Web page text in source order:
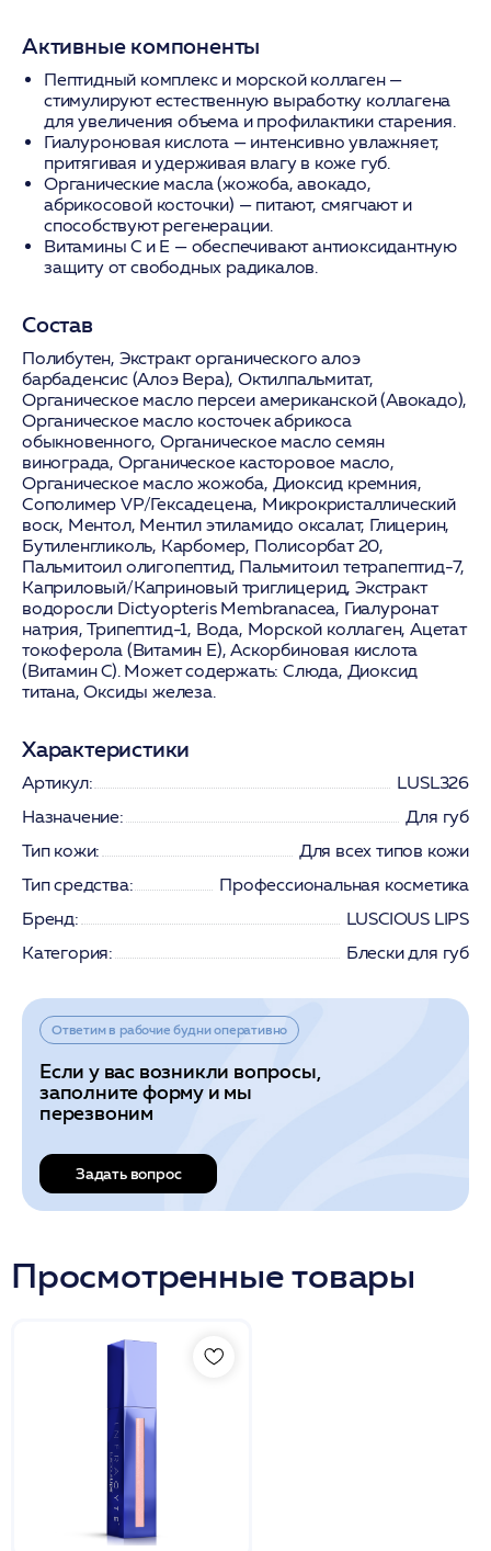
Активные компоненты
Пептидный комплекс и морской коллаген—
стимулируют естественную выработку коллагена
для увеличения объема и профилактики старения.
Гиалуроновая кислота — интенсивно увлажняет,
притягивая и удерживая влагу в коже губ.
Органические масла (жожоба, авокадо,
абрикосовой косточки) — питают, смягчают и
способствуют регенерации.
Витамины C и E — обеспечивают антиоксидантную
защиту от свободных радикалов.
Состав
Полибутен, Экстракт органического алоэ
барбаденсис (Алоэ Вера), Октилпальмитат,
Органическое масло персеи американской (Авокадо),
Органическое масло косточек абрикоса
обыкновенного, Органическое масло семян
винограда, Органическое касторовое масло,
Органическое масло жожоба, Диоксид кремния,
Сополимер VP/Гексадецена, Микрокристаллический
воск, Ментол, Ментил этиламидо оксалат, Глицерин,
Бутиленгликоль, Карбомер, Полисорбат 20,
Пальмитоил олигопептид, Пальмитоил тетрапептид-7,
Каприловый/Каприновый триглицерид, Экстракт
водоросли Dictyopteris Membranacea, Гиалуронат
натрия, Трипептид-1, Вода, Морской коллаген, Ацетат
токоферола (Витамин E), Аскорбиновая кислота
(Витамин C). Может содержать: Слюда, Диоксид
титана, Оксиды железа.
Характеристики
Артикул:
LUSL326
Назначение:
Для губ
Тип кожи:
Для всех типов кожи
Тип средства:
Профессиональная косметика
Бренд:
LUSCIOUS LIPS
Категория:
Блески для губ
Ответим в рабочие будни оперативно
Если у вас возникли вопросы,
заполните форму и мы
перезвоним
Задать вопрос
Просмотренные товары